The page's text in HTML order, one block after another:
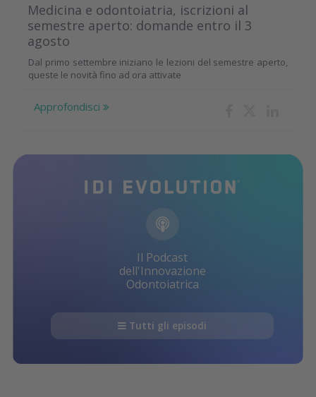
Medicina e odontoiatria, iscrizioni al
semestre aperto: domande entro il 3
agosto
Dal primo settembre iniziano le lezioni del semestre aperto,
queste le novità fino ad ora attivate
Approfondisci
Il Podcast
dell'Innovazione
Odontoiatrica
Tutti gli episodi